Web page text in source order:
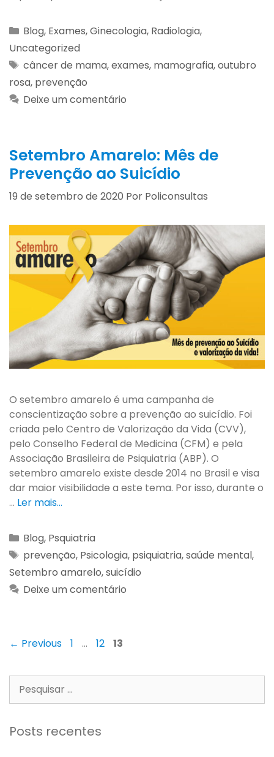
Blog, Exames,Ginecologia, Radiologia,
Uncategorized
câncer de mama,exames, mamografia,outubro
rosa, prevenção
Deixe um comentário
Setembro Amarelo: Mês de
Prevenção ao Suicídio
19 de setembro de 2020 Por Policonsultas
O setembro amarelo é uma campanha de
conscientização sobre a prevenção ao suicídio. Foi
criada pelo Centro de Valorização da Vida (CVV),
pelo Conselho Federal de Medicina (CFM) e pela
Associação Brasileira de Psiquiatria (ABP). O
setembro amarelo existe desde 2014 no Brasil e visa
dar maior visibilidade a este tema. Por isso, durante o
… Ler mais…
Blog, Psquiatria
prevenção, Psicologia, psiquiatria,saúde mental,
Setembro amarelo,suicídio
Deixe um comentário
← Previous 1 … 12 13
Posts recentes